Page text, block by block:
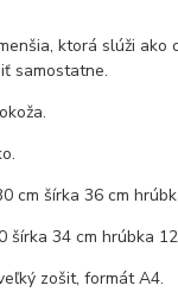
ktorá slúži ako
samostatne.
cm šírka 36 cm
šírka 34 cm hrúbka
zošit, formát A4.